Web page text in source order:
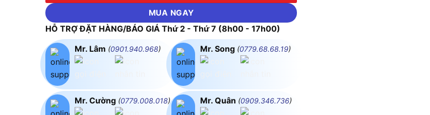
MUA NGAY
HỖ TRỢ ĐẶT HÀNG/BÁO GIÁ Thứ 2 - Thứ 7 (8h00 - 17h00)
Mr. Lâm (0901.940.968)
Mr. Cường (0779.008.018)
Mr. Song (0779.68.68.19)
Mr. Quân (0909.346.736)